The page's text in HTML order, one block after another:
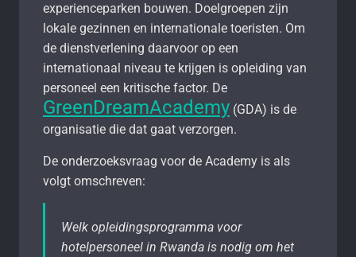
experienceparken bouwen. Doelgroepen zijn
lokale gezinnen en internationale toeristen. Om
de dienstverlening daarvoor op een
internationaal niveau te krijgen is opleiding van
personeel een kritische factor. De
GreenDreamAcademy (GDA) is de
organisatie die dat gaat verzorgen.
De onderzoeksvraag voor de Academy is als
volgt omschreven:
Welk opleidingsprogramma voor
hotelpersoneel in Rwanda is nodig om het